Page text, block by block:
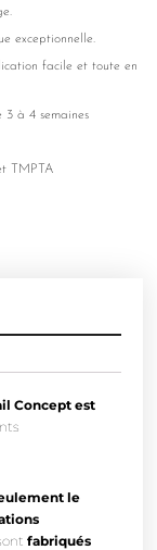
exceptionnelle.
facile et toute en
3 à 4 semaines
TMPTA
Concept est
le
fabriqués